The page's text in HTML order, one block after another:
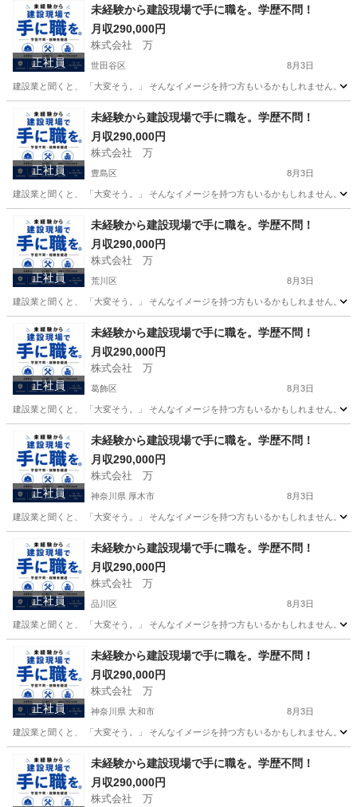
東京 新宿区 その他 未経験
正社員
未経験から建設現場で手に職を。学歴不問！
月収290,000円
株式会社 万
世田谷区 8月3日
建設業と聞くと、 「大変そう。」 そんなイメージを持つ方もいるかもしれません。
東京 世田谷区 その他 未経験
正社員
未経験から建設現場で手に職を。学歴不問！
月収290,000円
株式会社 万
豊島区 8月3日
建設業と聞くと、 「大変そう。」 そんなイメージを持つ方もいるかもしれません。
東京 豊島区 その他 未経験
正社員
未経験から建設現場で手に職を。学歴不問！
月収290,000円
株式会社 万
荒川区 8月3日
建設業と聞くと、 「大変そう。」 そんなイメージを持つ方もいるかもしれません。
東京 荒川区 その他 未経験
正社員
未経験から建設現場で手に職を。学歴不問！
月収290,000円
株式会社 万
葛飾区 8月3日
建設業と聞くと、 「大変そう。」 そんなイメージを持つ方もいるかもしれません。
東京 葛飾区 その他 未経験
正社員
未経験から建設現場で手に職を。学歴不問！
月収290,000円
株式会社 万
神奈川県 厚木市 8月3日
建設業と聞くと、 「大変そう。」 そんなイメージを持つ方もいるかもしれません。
神奈川 厚木市 その他
正社員
未経験から建設現場で手に職を。学歴不問！
月収290,000円
株式会社 万
品川区 8月3日
建設業と聞くと、 「大変そう。」 そんなイメージを持つ方もいるかもしれません。
東京 品川区 その他 未経験
正社員
未経験から建設現場で手に職を。学歴不問！
月収290,000円
株式会社 万
神奈川県 大和市 8月3日
建設業と聞くと、 「大変そう。」 そんなイメージを持つ方もいるかもしれません。
神奈川 大和市 その他
未経験から建設現場で手に職を。学歴不問！
月収290,000円
株式会社 万